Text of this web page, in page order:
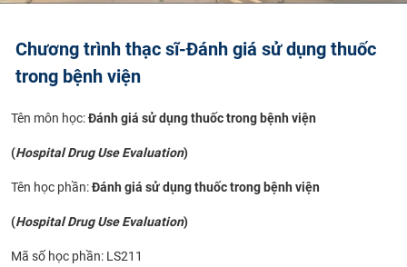
TUYỂN SINH
ĐÀO TẠO
ĐẢM BẢO CHẤT LƯỢNG
HTQT
Chương trình thạc sĩ-Đánh giá sử dụng thuốc
trong bệnh viện
​Tên môn học:Đánh giá sử dụng thuốc trong bệnh viện
(Hospital Drug Use Evaluation)
Tên học phần:Đánh giá sử dụng thuốc trong bệnh viện
(Hospital Drug Use Evaluation)
Mã số học phần: LS211